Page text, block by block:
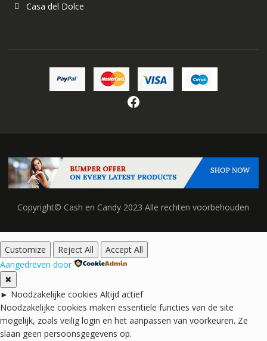
Casa del Dolce
Facebook
Copyright© Cash en Candy 2023 Alle rechten voorbehouden
Customize Reject All
Accept All
Aangedreven door
✖
► Noodzakelijke cookies Altijd actief
Noodzakelijke cookies maken essentiële functies van de site
mogelijk, zoals veilig login en het aanpassen van voorkeuren. Ze
slaan geen persoonsgegevens op.